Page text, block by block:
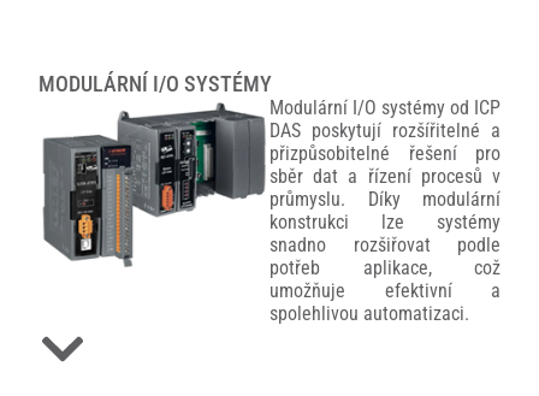
MODULÁRNÍ I/O SYSTÉMY
Modulární I/O systémy od ICP
DAS poskytují rozšířitelné a
přizpůsobitelné řešení pro
sběr dat a řízení procesů v
průmyslu. Díky modulární
konstrukci lze systémy
snadno rozšiřovat podle
potřeb aplikace, což
umožňuje efektivní a
spolehlivou automatizaci.